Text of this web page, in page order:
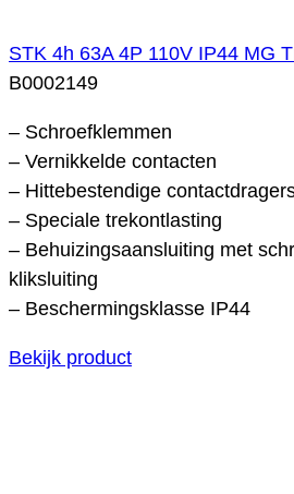
STK 4h 63A 4P 110V IP44 MG
B0002149
– Schroefklemmen
– Vernikkelde contacten
– Hittebestendige
– Speciale trekontlasting
– Behuizingsaansluiting met
kliksluiting
– Beschermingsklasse IP44
Bekijk product